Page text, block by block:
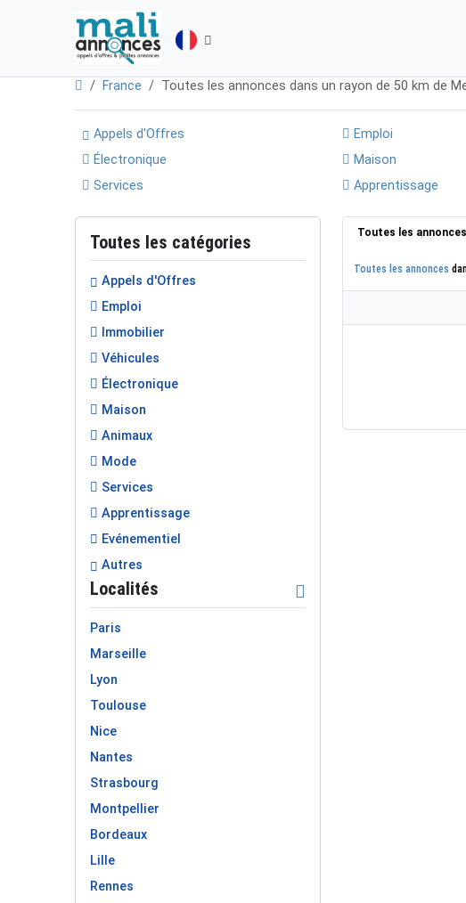
France Toutes les annonces dans un rayon de 50 km de
Appels d'Offres Emploi
Électronique
Maison
Services
Apprentissage
Toutes les catégories
Appels d'Offres
Emploi
Immobilier
Véhicules
Électronique
Maison
Animaux
Mode
Services
Apprentissage
Evénementiel
Autres
Localités
Paris
Marseille
Lyon
Toulouse
Nice
Nantes
Strasbourg
Montpellier
Bordeaux
Lille
Rennes
Toutes les annonces
Toutes les annonces